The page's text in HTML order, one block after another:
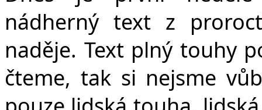
nádherný text z
naděje. Text plný touhy
čteme, tak si nejsme